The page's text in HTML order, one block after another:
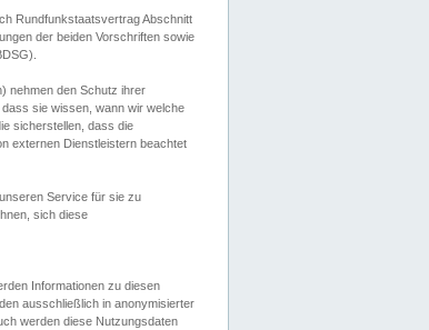
Rundfunkstaatsvertrag Abschnitt
der beiden Vorschriften sowie
nehmen den Schutz ihrer
sie wissen, wann wir welche
sicherstellen, dass die
externen Dienstleistern beachtet
Service für sie zu
sich diese
Informationen zu diesen
ausschließlich in anonymisierter
werden diese Nutzungsdaten